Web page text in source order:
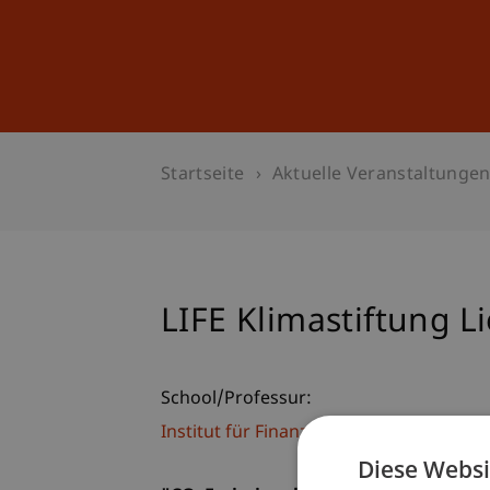
Startseite Aktuelle Veranstaltungen
LIFE Klimastiftung
School/Professur:
Institut für Finanzdienstleistungen
Diese